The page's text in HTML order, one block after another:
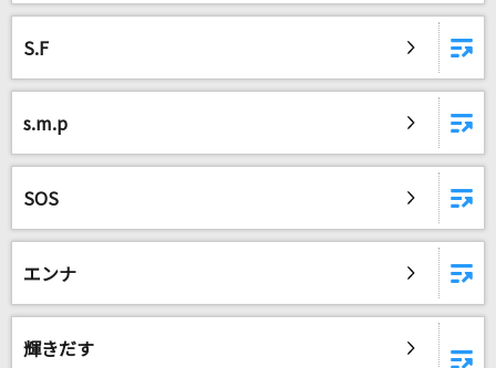
S.F
s.m.p
SOS
エンナ
輝きだす